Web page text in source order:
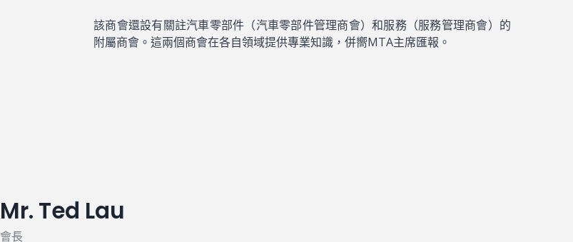
該商會還設有關註汽車零部件（汽車零部件管理商會）和服務（服務管理商會）的
附屬商會。這兩個商會在各自領域提供專業知識，併嚮MTA主席匯報。
Mr. Ted Lau
會長